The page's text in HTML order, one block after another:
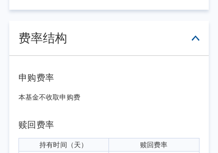
不及预期，加大了经济下行压力。整体而言，
走弱的压力，托底整体总需求。
业维持高速增长，产业链部分细分赛道供需格
长的核心亮点；另一方面，AI产业的增长外溢
度持续偏弱，进一步拉大行业与产业间的景气
差距，加剧了整体经济的结构性分化。
费率结构
申购费率
本基金不收取申购费
赎回费率
持有时间（天） 赎回费率